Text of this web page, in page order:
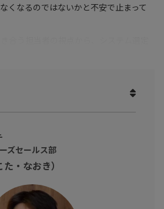
くなるのではないかと不安で止まって
社の利用シーンに合わせて、シンプル
を整える方法がわかります。
を導入する方法を紹介します。
所属・肩書は撮影当時のものです
ズセールス部
・なおき）